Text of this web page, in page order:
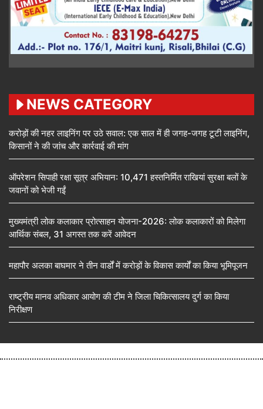
NEWS CATEGORY
करोड़ों की नहर लाइनिंग पर उठे सवाल: एक साल में ही जगह-जगह टूटी लाइनिंग,
किसानों ने की जांच और कार्रवाई की मांग
ऑपरेशन सिपाही रक्षा सूत्र अभियान: 10,471 हस्तनिर्मित राखियां सुरक्षा बलों के
जवानों को भेजी गईं
मुख्यमंत्री लोक कलाकार प्रोत्साहन योजना-2026: लोक कलाकारों को मिलेगा
आर्थिक संबल, 31 अगस्त तक करें आवेदन
महापौर अलका बाघमार ने तीन वार्डों में करोड़ों के विकास कार्यों का किया भूमिपूजन
राष्ट्रीय मानव अधिकार आयोग की टीम ने जिला चिकित्सालय दुर्ग का किया
निरीक्षण